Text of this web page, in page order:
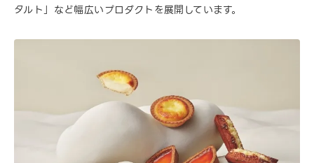
タルト」など幅広いプロダクトを展開しています。